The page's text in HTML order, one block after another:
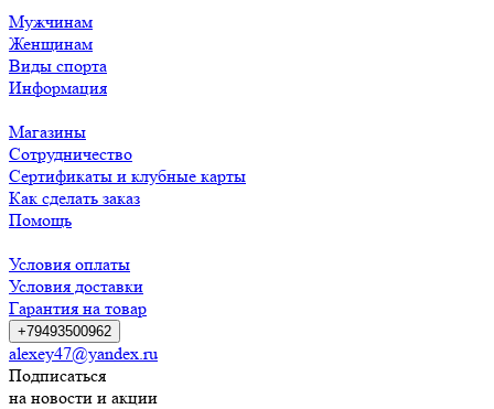
Мужчинам
Женщинам
Виды спорта
Информация
Магазины
Сотрудничество
Сертификаты и клубные карты
Как сделать заказ
Помощь
Условия оплаты
Условия доставки
Гарантия на товар
+79493500962
alexey47@yandex.ru
Подписаться
на новости и акции